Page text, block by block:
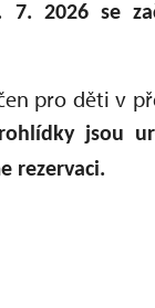
7. 2026 se
pro děti v
jsou
rezervaci.